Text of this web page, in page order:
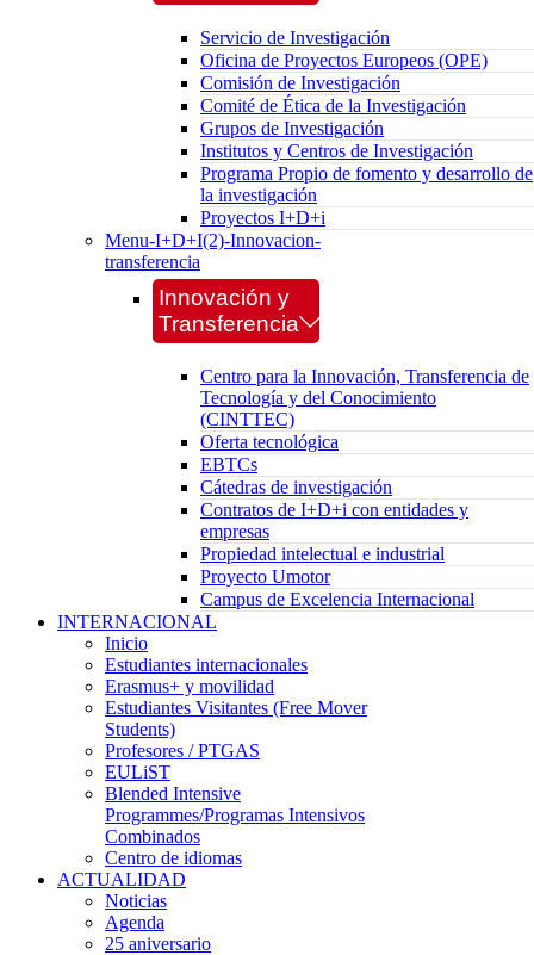
Servicio de Investigación
Oficina de Proyectos Europeos (OPE)
Comisión de Investigación
Comité de Ética de la Investigación
Grupos de Investigación
Institutos y Centros de Investigación
Programa Propio de fomento y desarrollo de
la investigación
Proyectos I+D+i
Menu-I+D+I(2)-Innovacion-
transferencia
Innovación y
Transferencia
Centro para la Innovación, Transferencia de
Tecnología y del Conocimiento
(CINTTEC)
Oferta tecnológica
EBTCs
Cátedras de investigación
Contratos de I+D+i con entidades y
empresas
Propiedad intelectual e industrial
Proyecto Umotor
Campus de Excelencia Internacional
INTERNACIONAL
Inicio
Estudiantes internacionales
Erasmus+ y movilidad
Estudiantes Visitantes (Free Mover
Students)
Profesores / PTGAS
EULiST
Blended Intensive
Programmes/Programas Intensivos
Combinados
Centro de idiomas
ACTUALIDAD
Noticias
Agenda
25 aniversario